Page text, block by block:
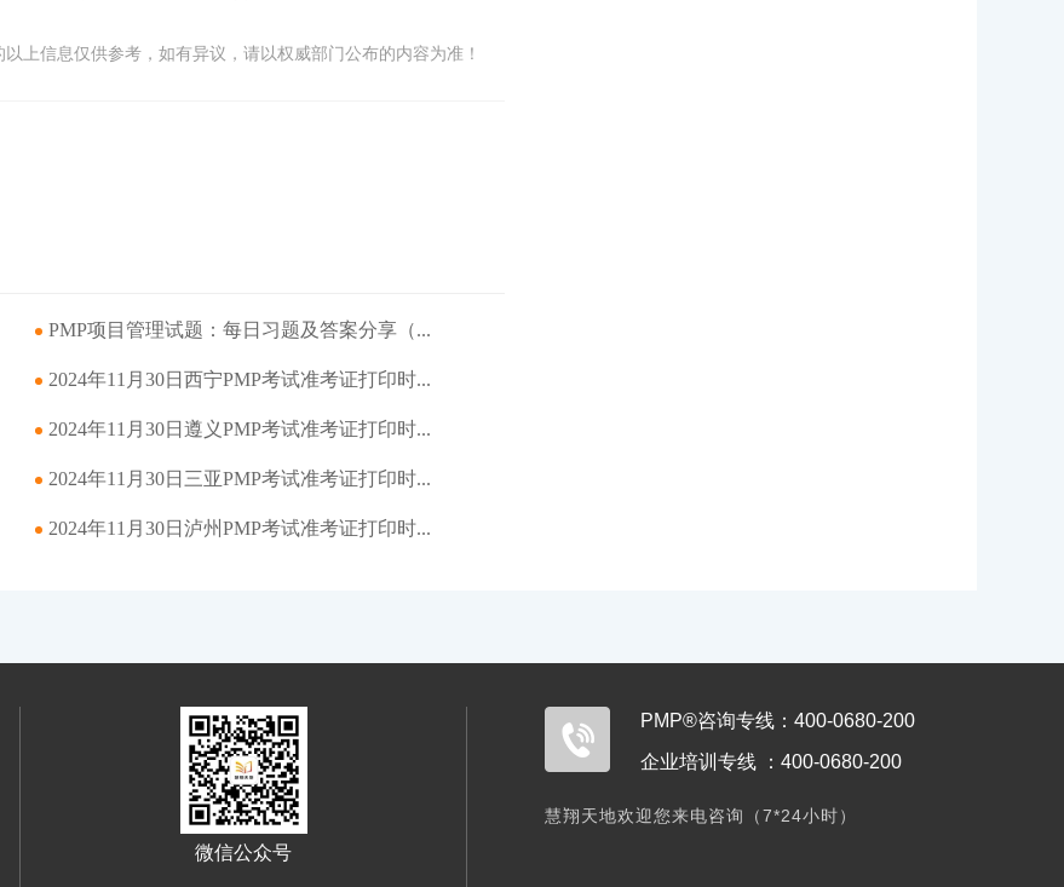
上信息仅供参考，如有异议，请以权威部门公布的内容为准！
PMP项目管理试题：每日习题及答案分享（...
2024年11月30日西宁PMP考试准考证打印时...
2024年11月30日遵义PMP考试准考证打印时...
2024年11月30日三亚PMP考试准考证打印时...
2024年11月30日泸州PMP考试准考证打印时...
微信公众号
PMP®咨询专线：400-0680-200
企业培训专线 ：400-0680-200
慧翔天地欢迎您来电咨询（7*24小时）